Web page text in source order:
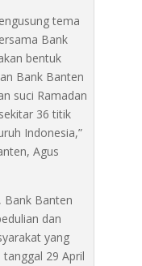
tema
Bank
bentuk
Bank Banten
suci Ramadan
36 titik
Indonesia,”
Agus
Bank Banten
dan
yang
29 April